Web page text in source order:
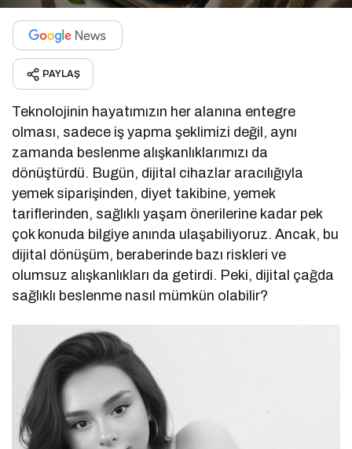
PAYLAŞ
Teknolojinin hayatımızın her alanına entegre
olması, sadece iş yapma şeklimizi değil, aynı
zamanda beslenme alışkanlıklarımızı da
dönüştürdü. Bugün, dijital cihazlar aracılığıyla
yemek siparişinden, diyet takibine, yemek
tariflerinden, sağlıklı yaşam önerilerine kadar pek
çok konuda bilgiye anında ulaşabiliyoruz. Ancak, bu
dijital dönüşüm, beraberinde bazı riskleri ve
olumsuz alışkanlıkları da getirdi. Peki, dijital çağda
sağlıklı beslenme nasıl mümkün olabilir?